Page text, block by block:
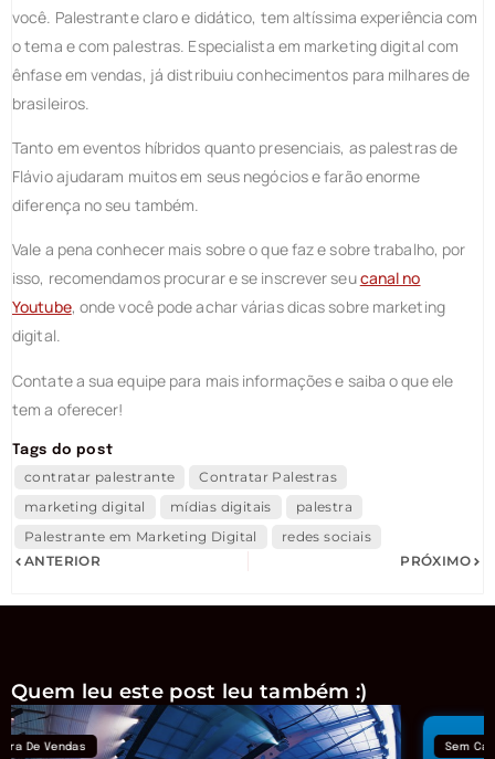
você. Palestrante claro e didático, tem altíssima experiência com
o tema e com palestras. Especialista em marketing digital com
ênfase em vendas, já distribuiu conhecimentos para milhares de
brasileiros.
Tanto em eventos híbridos quanto presenciais, as palestras de
Flávio ajudaram muitos em seus negócios e farão enorme
diferença no seu também.
Vale a pena conhecer mais sobre o que faz e sobre trabalho, por
isso, recomendamos procurar e se inscrever seucanal no
Youtube, onde você pode achar várias dicas sobre marketing
digital.
Contate a sua equipe para mais informações e saiba o que ele
tem a oferecer!
Tags do post
contratar palestrante
Contratar Palestras
marketing digital
mídias digitais
palestra
Palestrante em Marketing Digital
redes sociais
ANTERIOR
PRÓXIMO
Quem leu este post leu também :)
Sem Categoria